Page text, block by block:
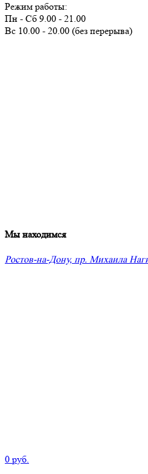
Режим работы:
Пн - Сб 9.00 - 21.00
Вс 10.00 - 20.00 (без перерыва)
Мы находимся
Ростов-на-Дону, пр. Михаила
0 руб.